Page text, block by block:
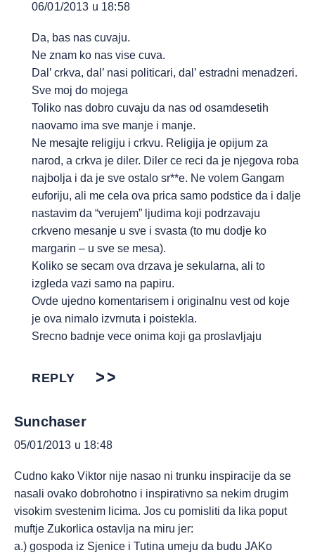
06/01/2013 u 18:58
Da, bas nas cuvaju.
Ne znam ko nas vise cuva.
Dal’ crkva, dal’ nasi politicari, dal’ estradni menadzeri.
Sve moj do mojega
Toliko nas dobro cuvaju da nas od osamdesetih
naovamo ima sve manje i manje.
Ne mesajte religiju i crkvu. Religija je opijum za
narod, a crkva je diler. Diler ce reci da je njegova roba
najbolja i da je sve ostalo sr**e. Ne volem Gangam
euforiju, ali me cela ova prica samo podstice da i dalje
nastavim da “verujem” ljudima koji podrzavaju
crkveno mesanje u sve i svasta (to mu dodje ko
margarin – u sve se mesa).
Koliko se secam ova drzava je sekularna, ali to
izgleda vazi samo na papiru.
Ovde ujedno komentarisem i originalnu vest od koje
je ova nimalo izvrnuta i poistekla.
Srecno badnje vece onima koji ga proslavljaju
REPLY
Sunchaser
05/01/2013 u 18:48
Cudno kako Viktor nije nasao ni trunku inspiracije da se
nasali ovako dobrohotno i inspirativno sa nekim drugim
visokim svestenim licima. Jos cu pomisliti da lika poput
muftje Zukorlica ostavlja na miru jer:
a.) gospoda iz Sjenice i Tutina umeju da budu JAKo